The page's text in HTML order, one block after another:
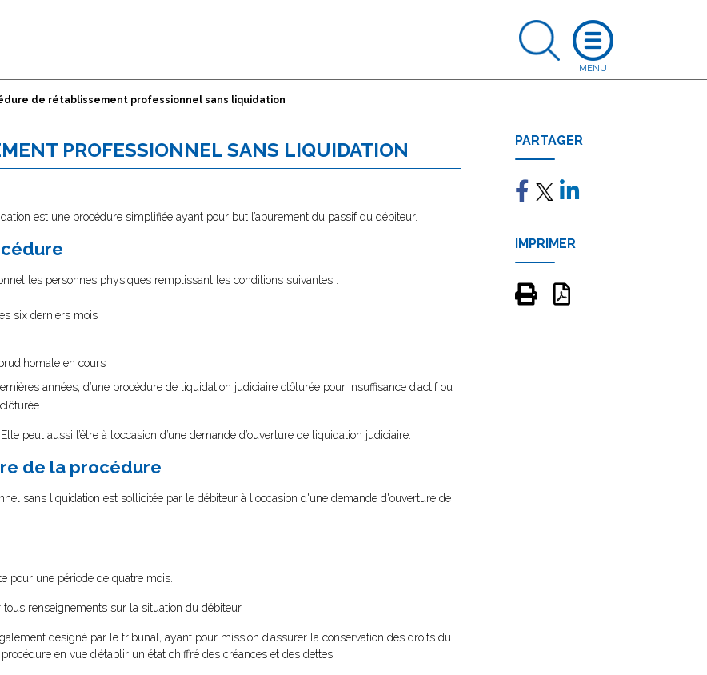
de rétablissement professionnel sans liquidation
PROFESSIONNEL SANS LIQUIDATION
est une procédure simplifiée ayant pour but l’apurement du passif du débiteur.
les personnes physiques remplissant les conditions suivantes :
six derniers mois
en cours
années, d’une procédure de liquidation judiciaire clôturée pour insuffisance d’actif ou
peut aussi l’être à l’occasion d’une demande d’ouverture de liquidation judiciaire.
de la procédure
sans liquidation est sollicitée par le débiteur à l'occasion d'une demande d'ouverture de
pour une période de quatre mois.
renseignements sur la situation du débiteur.
désigné par le tribunal, ayant pour mission d’assurer la conservation des droits du
en vue d’établir un état chiffré des créances et des dettes.
PARTAGER
IMPRIMER